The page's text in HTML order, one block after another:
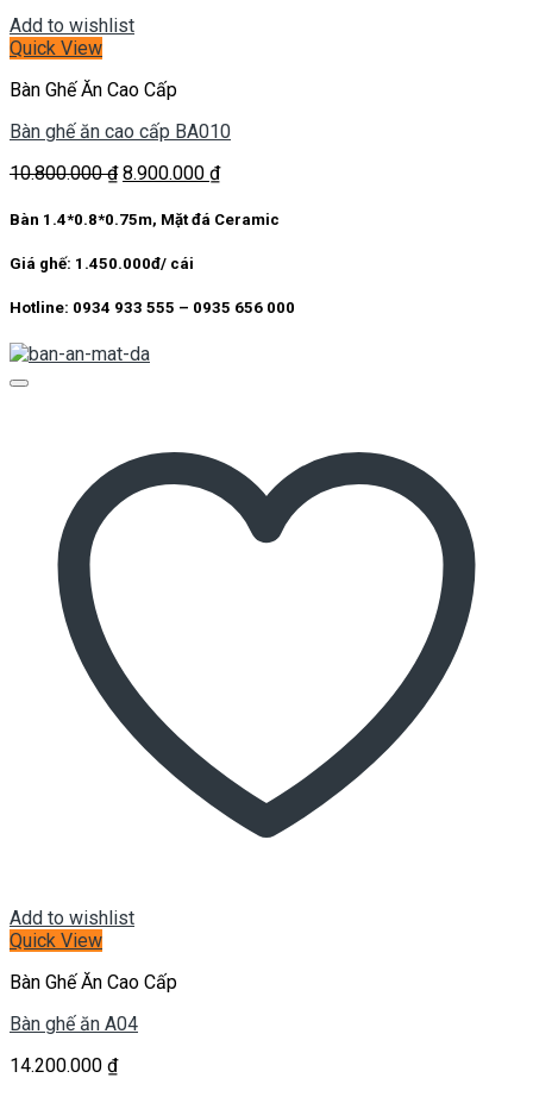
Add to wishlist
Quick View
Bàn Ghế Ăn Cao Cấp
Bàn ghế ăn cao cấp BA010
10.800.000₫ Giá
là:
8.900.000 ₫Giá
tại
Bàn 1.4*0.8*0.75m, Mặt đá Ceramic
Giá ghế: 1.450.000đ/ cái
Hotline: 0934 933 555 – 0935 656 000
Add to wishlist
Quick View
Bàn Ghế Ăn Cao Cấp
Bàn ghế ăn A04
14.200.000 ₫